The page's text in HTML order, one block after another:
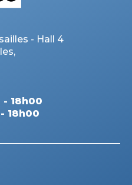
- Hall 4
18h00
18h00